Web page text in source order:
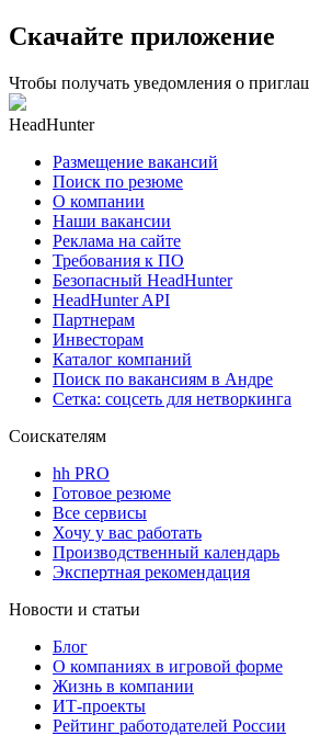
Скачайте приложение
Чтобы получать уведомления о
HeadHunter
Размещение вакансий
Поиск по резюме
О компании
Наши вакансии
Реклама на сайте
Требования к ПО
Безопасный HeadHunter
HeadHunter API
Партнерам
Инвесторам
Каталог компаний
Поиск по вакансиям в Андре
Сетка: соцсеть для нетворкинга
Соискателям
hh PRO
Готовое резюме
Все сервисы
Хочу у вас работать
Производственный календарь
Экспертная рекомендация
Новости и статьи
Блог
О компаниях в игровой форме
Жизнь в компании
ИТ-проекты
Рейтинг работодателей России